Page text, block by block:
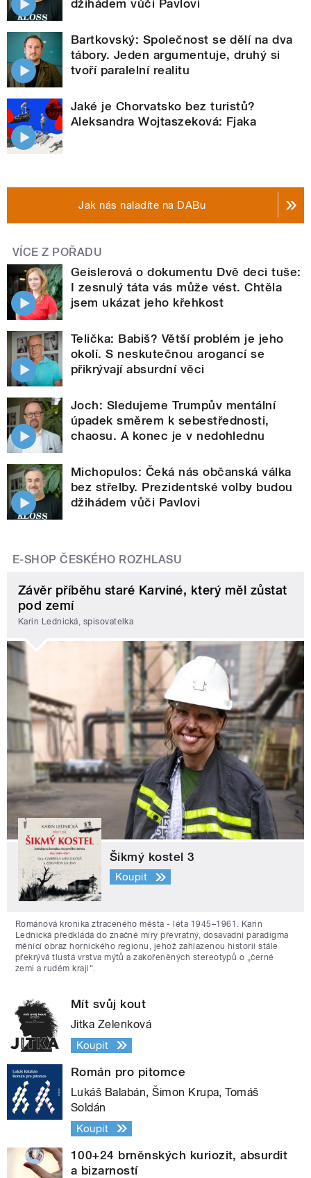
džihádem vůči Pavlovi
Bartkovský: Společnost se dělí na dva
tábory. Jeden argumentuje, druhý si
tvoří paralelní realitu
Jaké je Chorvatsko bez turistů?
Aleksandra Wojtaszeková: Fjaka
Jak nás naladíte na DABu
VÍCE Z POŘADU
Geislerová o dokumentu Dvě deci tuše:
I zesnulý táta vás může vést. Chtěla
jsem ukázat jeho křehkost
Telička: Babiš? Větší problém je jeho
okolí. S neskutečnou arogancí se
přikrývají absurdní věci
Joch: Sledujeme Trumpův mentální
úpadek směrem k sebestřednosti,
chaosu. A konec je v nedohlednu
Michopulos: Čeká nás občanská válka
bez střelby. Prezidentské volby budou
džihádem vůči Pavlovi
E-SHOP ČESKÉHO ROZHLASU
Závěr příběhu staré Karviné, který měl zůstat
pod zemí
Karin Lednická, spisovatelka
Šikmý kostel 3
Koupit
Románová kronika ztraceného města - léta 1945–1961. Karin
Lednická předkládá do značné míry převratný, dosavadní paradigma
měnící obraz hornického regionu, jehož zahlazenou historii stále
překrývá tlustá vrstva mýtů a zakořeněných stereotypů o „černé
zemi a rudém kraji“.
Mít svůj kout
Jitka Zelenková
Koupit
Román pro pitomce
Lukáš Balabán, Šimon Krupa, Tomáš
Soldán
Koupit
100+24 brněnských kuriozit, absurdit
a bizarností